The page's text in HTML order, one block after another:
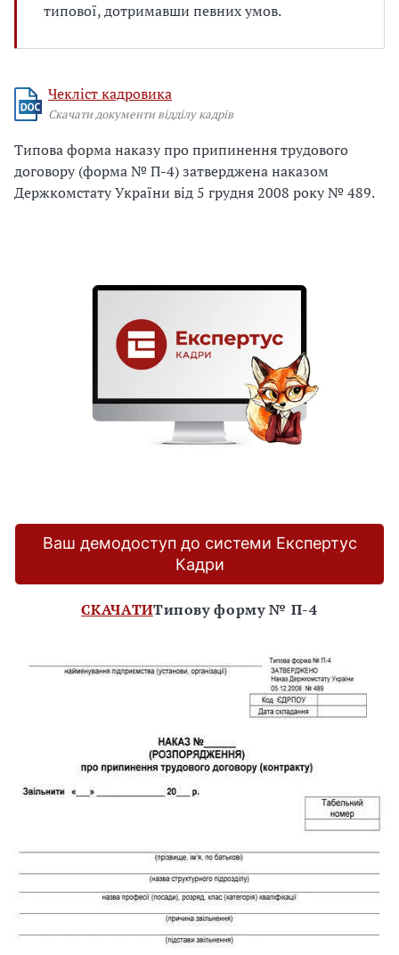
типової, дотримавши певних умов.
Чекліст кадровика
Скачати документи відділу кадрів
Типова форма наказу про припинення трудового
договору (форма № П-4) затверджена наказом
Держкомстату України від 5 грудня 2008 року № 489.
Ваш демодоступ до системи Експертус
Кадри
СКАЧАТИТипову форму № П-4